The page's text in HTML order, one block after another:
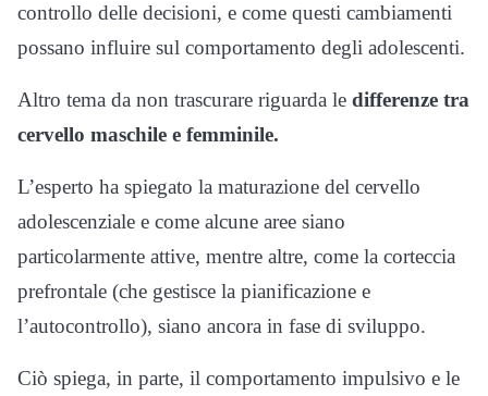
controllo delle decisioni, e come questi cambiamenti
possano influire sul comportamento degli adolescenti.
Altro tema da non trascurare riguarda le differenze tra
cervello maschile e femminile.
L’esperto ha spiegato la maturazione del cervello
adolescenziale e come alcune aree siano
particolarmente attive, mentre altre, come la corteccia
prefrontale (che gestisce la pianificazione e
l’autocontrollo), siano ancora in fase di sviluppo.
Ciò spiega, in parte, il comportamento impulsivo e le